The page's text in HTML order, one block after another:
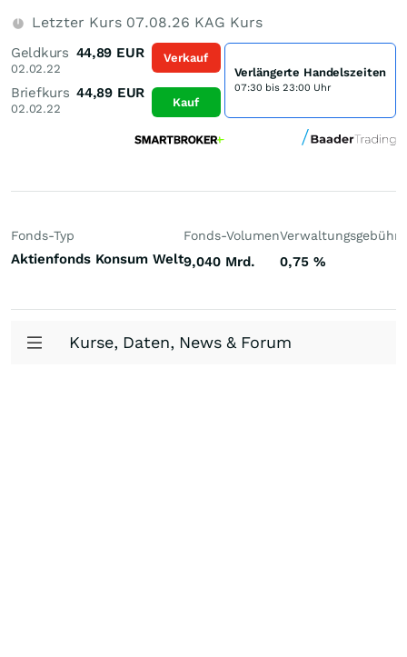
Letzter Kurs 07.08.26 KAG Kurs
Geldkurs
02.02.22
44,89 EUR
Briefkurs
02.02.22
44,89 EUR
Verkauf
Kauf
Verlängerte Handelszeiten
07:30 bis 23:00 Uhr
Fonds-Typ
Aktienfonds Konsum Welt
Fonds-Volumen
9,040 Mrd.
Verwaltungsgebühr
0,75 %
Kurse, Daten, News & Forum